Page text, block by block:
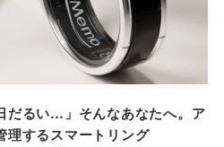
だるい…」そんなあなたへ。ア
理するスマートリング